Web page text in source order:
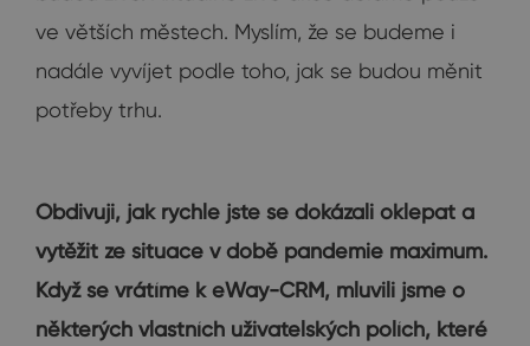
ve větších městech. Myslím, že se budeme i
nadále vyvíjet podle toho, jak se budou měnit
potřeby trhu.
Obdivuji, jak rychle jste se dokázali oklepat a
vytěžit ze situace v době pandemie maximum.
Když se vrátíme k eWay-CRM, mluvili jsme o
některých vlastních uživatelských polích, které